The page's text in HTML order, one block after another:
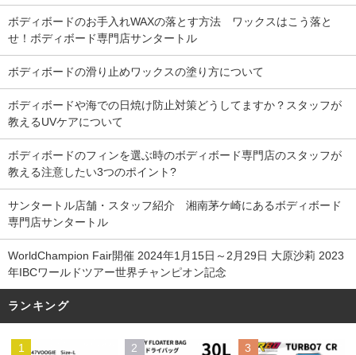
ボディボードのお手入れWAXの落とす方法 ワックスはこう落と
せ！ボディボード専門店サンタートル
ボディボードの滑り止めワックスの塗り方について
ボディボードや海での日焼け防止対策どうしてますか？スタッフが
教えるUVケアについて
ボディボードのフィンを選ぶ時のボディボード専門店のスタッフが
教える注意したい3つのポイント?
サンタートル店舗・スタッフ紹介 湘南茅ケ崎にあるボディボード
専門店サンタートル
WorldChampion Fair開催 2024年1月15日～2月29日 大原沙莉 2023
年IBCワールドツアー世界チャンピオン記念
ランキング
1 2 3